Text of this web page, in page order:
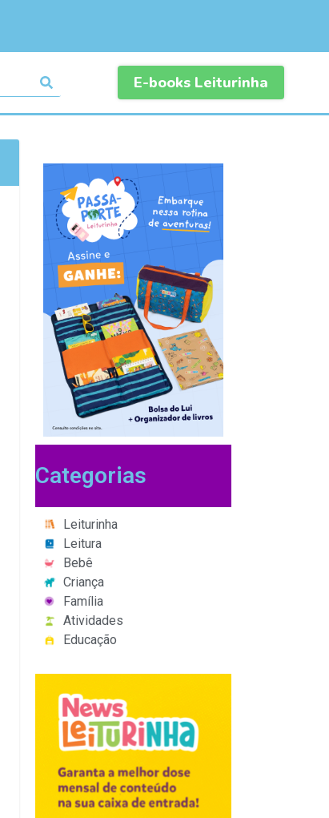
E-books Leiturinha
Categorias
Leiturinha
Leitura
Bebê
Criança
Família
Atividades
Educação